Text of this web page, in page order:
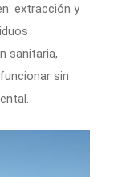
extracción y
sanitaria,
sin